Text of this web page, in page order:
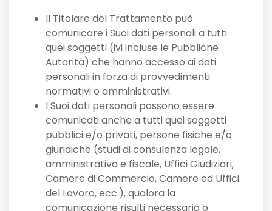
Il Titolare del Trattamento può
comunicare i Suoi dati personali a tutti
quei soggetti (ivi incluse le Pubbliche
Autorità) che hanno accesso ai dati
personali in forza di provvedimenti
normativi o amministrativi.
I Suoi dati personali possono essere
comunicati anche a tutti quei soggetti
pubblici e/o privati, persone fisiche e/o
giuridiche (studi di consulenza legale,
amministrativa e fiscale, Uffici Giudiziari,
Camere di Commercio, Camere ed Uffici
del Lavoro, ecc.), qualora la
comunicazione risulti necessaria o